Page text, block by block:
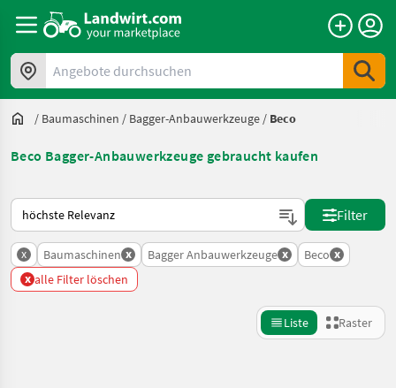
Angebote durchsuchen
/ Baumaschinen / Bagger-Anbauwerkzeuge / Beco
Beco Bagger-Anbauwerkzeuge gebraucht kaufen
So wird auf Landwirt.com sortiert
Filter
x Baumaschinen x Bagger Anbauwerkzeuge x Beco x
x alle Filter löschen
Liste Raster